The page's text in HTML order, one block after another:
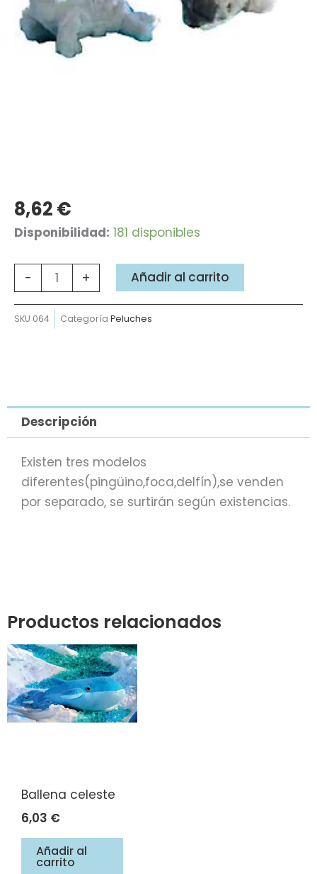
8,62€
Disponibilidad: 181 disponibles
-
Animales
cantidad
+ Añadir al carrito
SKU 064 Categoría Peluches
Descripción
Existen tres modelos
diferentes(pingüino,foca,delfín),se venden
por separado, se surtirán según existencias.
Productos relacionados
Ballena celeste
6,03 €
Añadir al
carrito